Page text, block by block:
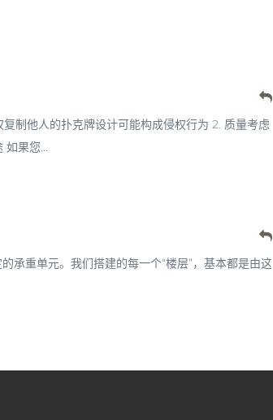
制他人的扑克牌设计可能构成侵权行为 2. 质量考虑
如果您...
承重单元。我们搭建的每一个“楼层”，基本都是由这